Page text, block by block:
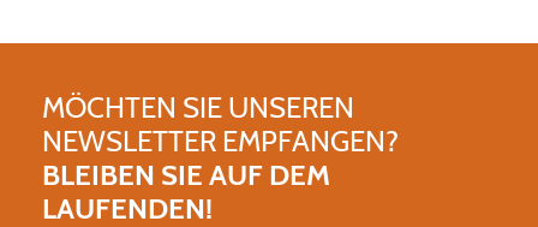
MÖCHTEN SIE UNSEREN
NEWSLETTER EMPFANGEN?
BLEIBEN SIE AUF DEM
LAUFENDEN!